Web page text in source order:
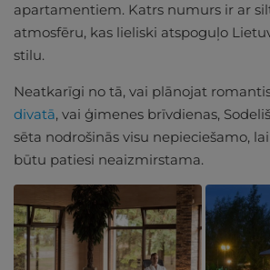
apartamentiem. Katrs numurs ir ar
atmosfēru, kas lieliski atspoguļo
stilu.
Neatkarīgi no tā, vai plānojat
divatā, vai ģimenes brīvdienas,
sēta nodrošinās visu nepieciešamo,
būtu patiesi neaizmirstama.